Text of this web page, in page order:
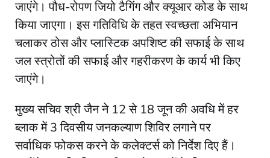
जाएंगे। पौध-रोपण जियो टैगिंग और क्यूआर कोड के साथ
किया जाएगा। इस गतिविधि के तहत स्वच्छता अभियान
चलाकर ठोस और प्लास्टिक अपशिष्ट की सफाई के साथ
जल स्त्रोतों की सफाई और गहरीकरण के कार्य भी किए
जाएंगे।
मुख्य सचिव श्री जैन ने 12 से 18 जून की अवधि में हर
ब्लाक में 3 दिवसीय जनकल्याण शिविर लगाने पर
सर्वाधिक फोकस करने के कलेक्टर्स को निर्देश दिए हैं।